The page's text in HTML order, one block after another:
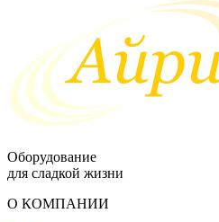
Оборудование
для сладкой жизни
О КОМПАНИИ